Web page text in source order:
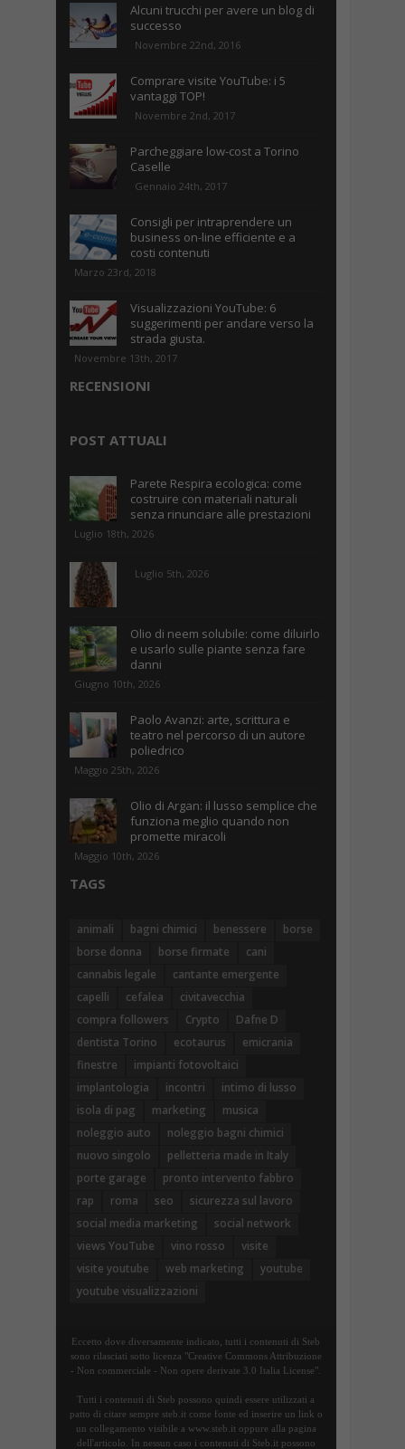
Alcuni trucchi per avere un blog di
successo
Novembre 22nd, 2016
Comprare visite YouTube: i 5
vantaggi TOP!
Novembre 2nd, 2017
Parcheggiare low-cost a Torino
Caselle
Gennaio 24th, 2017
Consigli per intraprendere un
business on-line efficiente e a
costi contenuti
Marzo 23rd, 2018
Visualizzazioni YouTube: 6
suggerimenti per andare verso la
strada giusta.
Novembre 13th, 2017
RECENSIONI
POST ATTUALI
Parete Respira ecologica: come
costruire con materiali naturali
senza rinunciare alle prestazioni
Luglio 18th, 2026
Luglio 5th, 2026
Olio di neem solubile: come diluirlo
e usarlo sulle piante senza fare
danni
Giugno 10th, 2026
Paolo Avanzi: arte, scrittura e
teatro nel percorso di un autore
poliedrico
Maggio 25th, 2026
Olio di Argan: il lusso semplice che
funziona meglio quando non
promette miracoli
Maggio 10th, 2026
TAGS
animali bagni chimici benessere
borse
borse donna
borse firmate
cani
cannabis legale
cantante emergente
capelli
cefalea
civitavecchia
compra followers
Crypto
Dafne D
dentista Torino
ecotaurus
emicrania
finestre
impianti fotovoltaici
implantologia
incontri
intimo di lusso
isola di pag
marketing
musica
noleggio auto
noleggio bagni chimici
nuovo singolo
pelletteria made in Italy
porte garage
pronto intervento fabbro
rap
roma seo
sicurezza sul lavoro
social media marketing
social network
views YouTube
vino rosso
visite
visite youtube
web marketing
youtube
youtube visualizzazioni
Eccetto dove diversamente indicato, tutti i contenuti di Steb
sono rilasciati sotto licenza "Creative Commons Attribuzione
- Non commerciale - Non opere derivate 3.0 Italia License".
Tutti i contenuti di Steb possono quindi essere utilizzati a
patto di citare sempre steb.it come fonte ed inserire un link o
un collegamento visibile a www.steb.it oppure alla pagina
dell'articolo. In nessun caso i contenuti di Steb.it possono